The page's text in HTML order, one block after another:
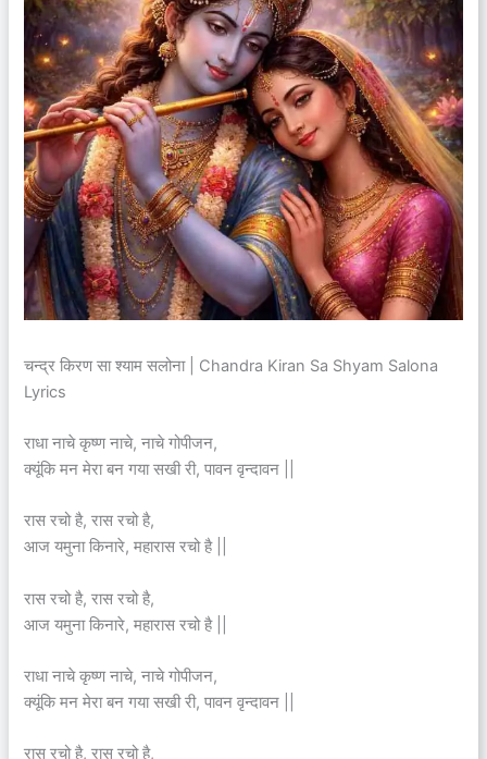
चन्द्र किरण सा श्याम सलोना | Chandra Kiran Sa Shyam Salona
Lyrics
राधा नाचे कृष्ण नाचे, नाचे गोपीजन,
क्यूंकि मन मेरा बन गया सखी री, पावन वृन्दावन ||
रास रचो है, रास रचो है,
आज यमुना किनारे, महारास रचो है ||
रास रचो है, रास रचो है,
आज यमुना किनारे, महारास रचो है ||
राधा नाचे कृष्ण नाचे, नाचे गोपीजन,
क्यूंकि मन मेरा बन गया सखी री, पावन वृन्दावन ||
रास रचो है, रास रचो है,